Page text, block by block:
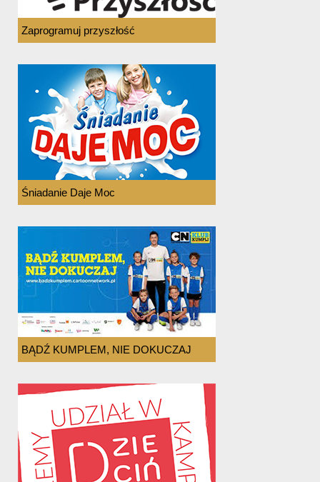
Zaprogramuj przyszłość
Śniadanie Daje Moc
BĄDŹ KUMPLEM, NIE DOKUCZAJ